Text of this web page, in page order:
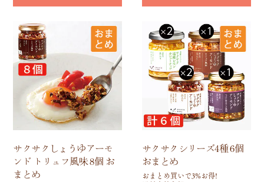
サクサクしょうゆアーモ
ンド トリュフ風味 8個 お
まとめ
サクサクシリーズ4種 6個
おまとめ
おまとめ買いで3%お得!